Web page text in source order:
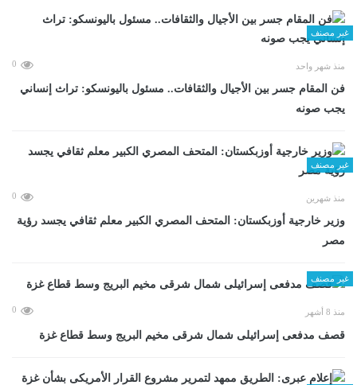
غير مصنف
منذ شهر واحد 0
فن المقام جسر بين الأجيال والثقافات.. مسئول باليونسكو: تراث إنساني
يجب صونه
غير مصنف
منذ شهرين 0
وزير خارجية أوزبكستان: المتحف المصري الكبير معلم ثقافي يجسد رؤية
مصر
غير مصنف
منذ 8 أشهر 0
قصف مدفعى إسرائيلى شمال شرقى مخيم البريج وسط قطاع غزة